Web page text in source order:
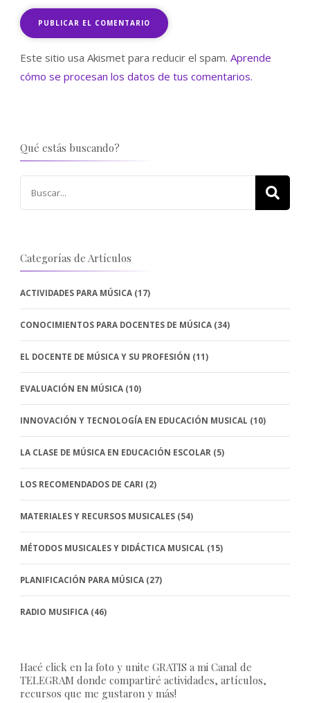
Este sitio usa Akismet para reducir el spam. Aprende
cómo se procesan los datos de tus comentarios.
Qué estás buscando?
Categorías de Artículos
ACTIVIDADES PARA MÚSICA (17)
CONOCIMIENTOS PARA DOCENTES DE MÚSICA (34)
EL DOCENTE DE MÚSICA Y SU PROFESIÓN (11)
EVALUACIÓN EN MÚSICA (10)
INNOVACIÓN Y TECNOLOGÍA EN EDUCACIÓN MUSICAL (10)
LA CLASE DE MÚSICA EN EDUCACIÓN ESCOLAR (5)
LOS RECOMENDADOS DE CARI (2)
MATERIALES Y RECURSOS MUSICALES (54)
MÉTODOS MUSICALES Y DIDÁCTICA MUSICAL (15)
PLANIFICACIÓN PARA MÚSICA (27)
RADIO MUSIFICA (46)
Hacé click en la foto y unite GRATIS a mi Canal de
TELEGRAM donde compartiré actividades, artículos,
recursos que me gustaron y más!